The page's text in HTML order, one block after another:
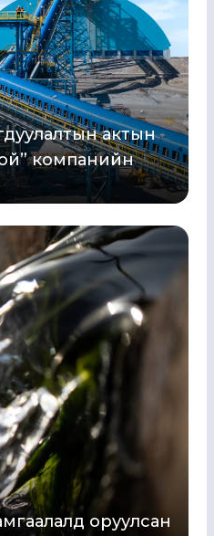
актын
компанийн
оруулсан